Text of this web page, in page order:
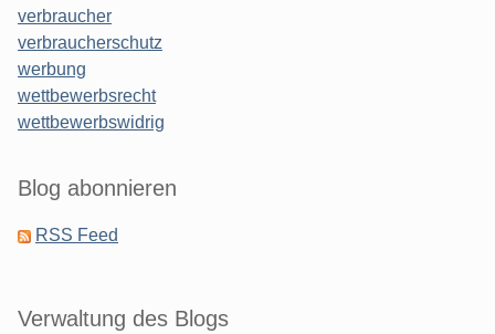
verbraucher
verbraucherschutz
werbung
wettbewerbsrecht
wettbewerbswidrig
Blog abonnieren
RSS Feed
Verwaltung des Blogs